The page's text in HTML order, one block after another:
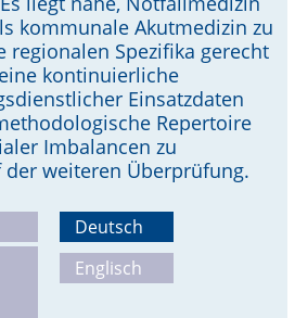
kommunale Akutmedizin zu
regionalen Spezifika gerecht
kontinuierliche
Einsatzdaten
Repertoire
Imbalancen zu
weiteren Überprüfung.
Deutsch
Englisch